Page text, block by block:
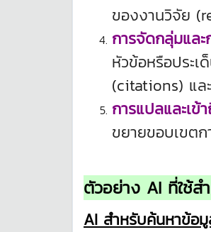
ของงานวิจัย
การจัดกลุ่มและ
หัวข้อหรือประ
(citations) แล
การแปลและเข้
ขยายขอบเขต
ตัวอย่าง AI ที่ใช้
AI สำหรับค้นหาข้อ